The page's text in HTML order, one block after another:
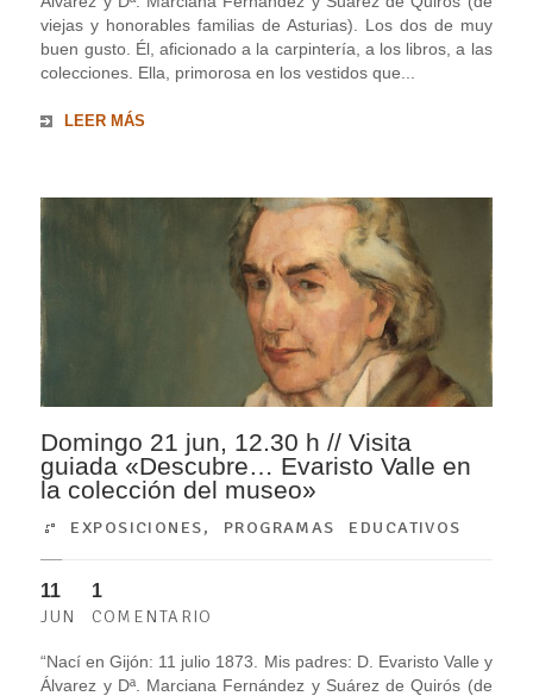
viejas y honorables familias de Asturias). Los dos de muy
buen gusto. Él, aficionado a la carpintería, a los libros, a las
colecciones. Ella, primorosa en los vestidos que...
LEER MÁS
Domingo 21 jun, 12.30 h // Visita
guiada «Descubre… Evaristo Valle en
la colección del museo»
EXPOSICIONES, PROGRAMAS EDUCATIVOS
11
JUN
1
COMENTARIO
“Nací en Gijón: 11 julio 1873. Mis padres: D. Evaristo Valle y
Álvarez y Dª. Marciana Fernández y Suárez de Quirós (de